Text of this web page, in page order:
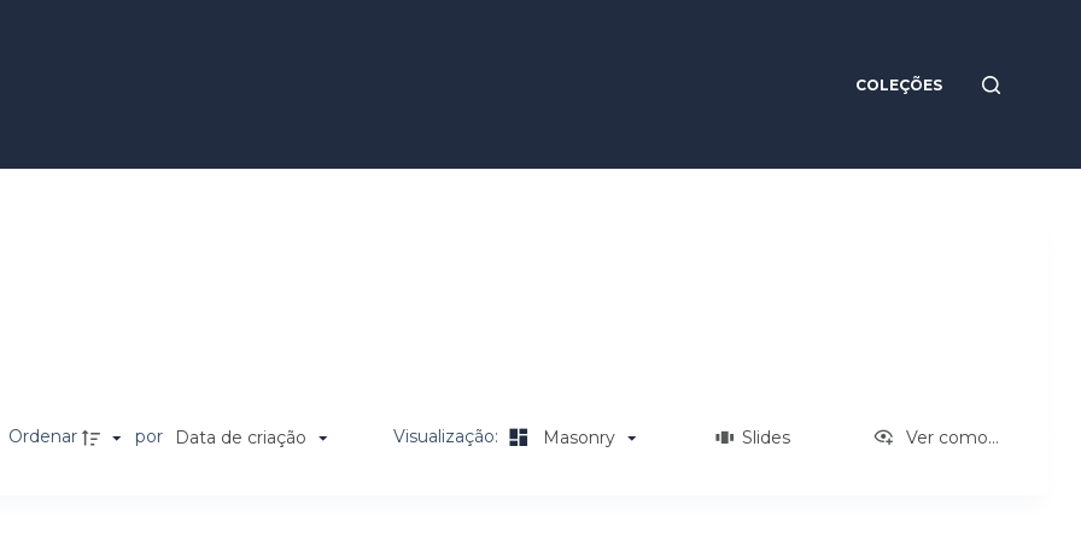
COLEÇÕES
Ordenar por Data de criação Visualização: Masonry Slides Ver como...